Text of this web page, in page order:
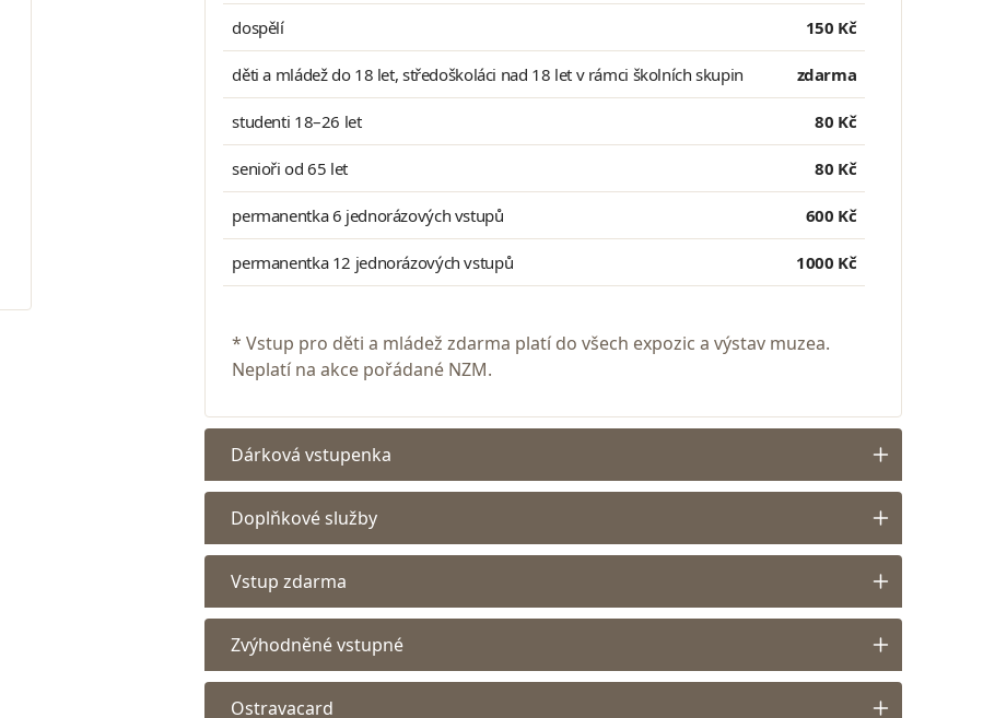
dospělí 150 Kč
děti a mládež do 18 let, středoškoláci nad 18 let v rámci školních skupin zdarma
studenti 18–26 let 80 Kč
senioři od 65 let 80 Kč
permanentka 6 jednorázových vstupů 600 Kč
permanentka 12 jednorázových vstupů 1000 Kč
* Vstup pro děti a mládež zdarma platí do všech expozic a výstav muzea.
Neplatí na akce pořádané NZM.
Dárková vstupenka
Doplňkové služby
Vstup zdarma
Zvýhodněné vstupné
Ostravacard